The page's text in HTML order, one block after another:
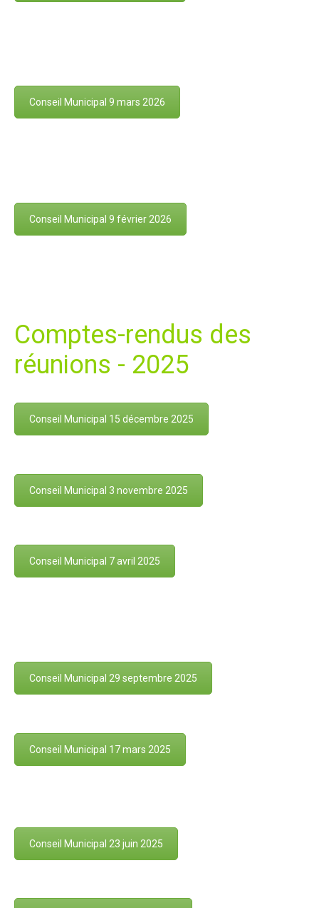
Conseil Municipal 9 mars 2026
Conseil Municipal 9 février 2026
Comptes-rendus des
réunions - 2025
Conseil Municipal 15 décembre 2025
Conseil Municipal 3 novembre 2025
Conseil Municipal 7 avril 2025
Conseil Municipal 29 septembre 2025
Conseil Municipal 17 mars 2025
Conseil Municipal 23 juin 2025